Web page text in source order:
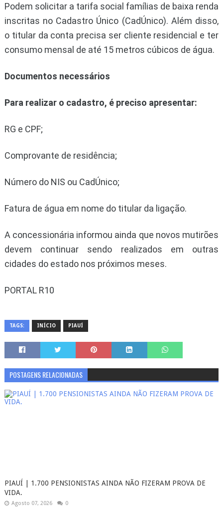
Podem solicitar a tarifa social famílias de baixa renda
inscritas no Cadastro Único (CadÚnico). Além disso,
o titular da conta precisa ser cliente residencial e ter
consumo mensal de até 15 metros cúbicos de água.
Documentos necessários
Para realizar o cadastro, é preciso apresentar:
RG e CPF;
Comprovante de residência;
Número do NIS ou CadÚnico;
Fatura de água em nome do titular da ligação.
A concessionária informou ainda que novos mutirões
devem continuar sendo realizados em outras
cidades do estado nos próximos meses.
PORTAL R10
TAGS: INÍCIO PIAUÍ
POSTAGENS RELACIONADAS
PIAUÍ | 1.700 PENSIONISTAS AINDA NÃO FIZERAM PROVA DE
VIDA.
Agosto 07, 2026 0